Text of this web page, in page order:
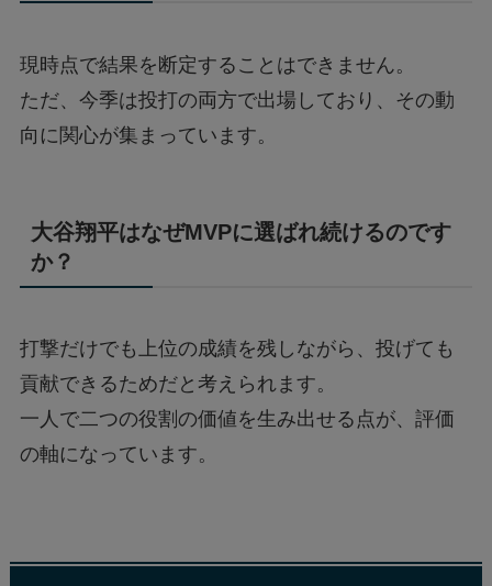
現時点で結果を断定することはできません。
ただ、今季は投打の両方で出場しており、その動
向に関心が集まっています。
大谷翔平はなぜMVPに選ばれ続けるのです
か？
打撃だけでも上位の成績を残しながら、投げても
貢献できるためだと考えられます。
一人で二つの役割の価値を生み出せる点が、評価
の軸になっています。